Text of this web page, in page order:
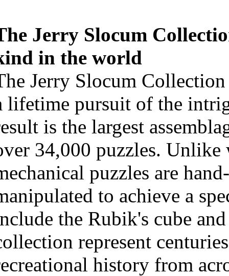
Jerry Slocum
in the world
Jerry Slocum
lifetime pursuit of the
is the largest
34,000 puzzles.
puzzles are
to achieve a
the Rubik's cube
represent
history from